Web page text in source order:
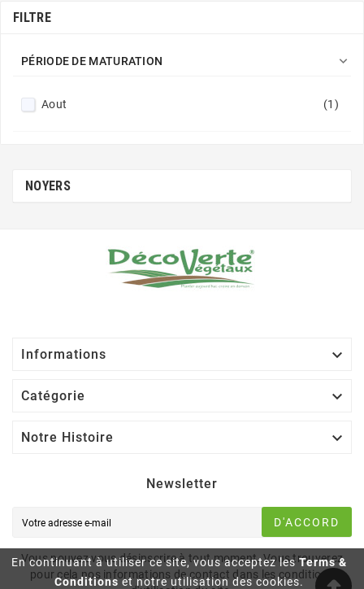
En continuant à utiliser ce site, vous acceptez lesTerms &
Conditionset notre utilisation des cookies.
FILTRE
PÉRIODE DE MATURATION 
Aout (1)
NOYERS
Informations 
Catégorie 
Notre Histoire 
Newsletter
D'ACCORD
Vous pouvez vous désinscrire à tout moment. Vous trouverez
pour cela nos informations de contact dans les conditions